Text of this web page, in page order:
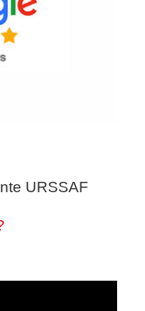
URSSAF